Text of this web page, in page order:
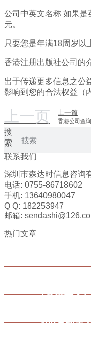
公司中英文名称 如果
元。
只要您是年满18周岁以
香港注册出版社公司的
出于传递更多信息之公
影响到您的合法权益（
上一页 上一篇
香港公司查
搜
索
联系我们
深圳市森达时信息咨询
电话: 0755-86718602
手机: 13640980047
Q Q: 182253947
邮箱:
热门文章